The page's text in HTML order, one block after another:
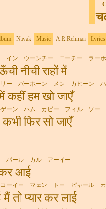
Nayak Music A.R.Rehman Lyrics
イン ウーンチー ニーチー ラー
नीची राहों में
リー バーホーン メン カヒーン
में कहीं हम खो जाएँ
ーン ハム カビー フィル ソー
फिर सो जाएँ
パール カル アーイー
कर आई
ーイー マェン トー ピャール カ
तो प्यार कर लाई